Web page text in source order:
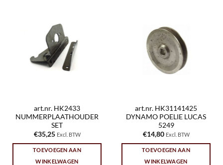
art.nr. HK2433
NUMMERPLAATHOUDER
SET
€35,25 Excl. BTW
TOEVOEGEN AAN
WINKELWAGEN
art.nr. HK31141425
DYNAMO POELIE LUCAS
5249
€14,80 Excl. BTW
TOEVOEGEN AAN
WINKELWAGEN